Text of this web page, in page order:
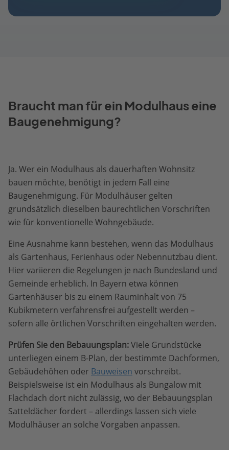
Braucht man für ein Modulhaus eine
Baugenehmigung?
Ja. Wer ein Modulhaus als dauerhaften Wohnsitz
bauen möchte, benötigt in jedem Fall eine
Baugenehmigung. Für Modulhäuser gelten
grundsätzlich dieselben baurechtlichen Vorschriften
wie für konventionelle Wohngebäude.
Eine Ausnahme kann bestehen, wenn das Modulhaus
als Gartenhaus, Ferienhaus oder Nebennutzbau dient.
Hier variieren die Regelungen je nach Bundesland und
Gemeinde erheblich. In Bayern etwa können
Gartenhäuser bis zu einem Rauminhalt von 75
Kubikmetern verfahrensfrei aufgestellt werden –
sofern alle örtlichen Vorschriften eingehalten werden.
Prüfen Sie den Bebauungsplan:Viele Grundstücke
unterliegen einem B-Plan, der bestimmte Dachformen,
Gebäudehöhen oder Bauweisen vorschreibt.
Beispielsweise ist ein Modulhaus als Bungalow mit
Flachdach dort nicht zulässig, wo der Bebauungsplan
Satteldächer fordert – allerdings lassen sich viele
Modulhäuser an solche Vorgaben anpassen.